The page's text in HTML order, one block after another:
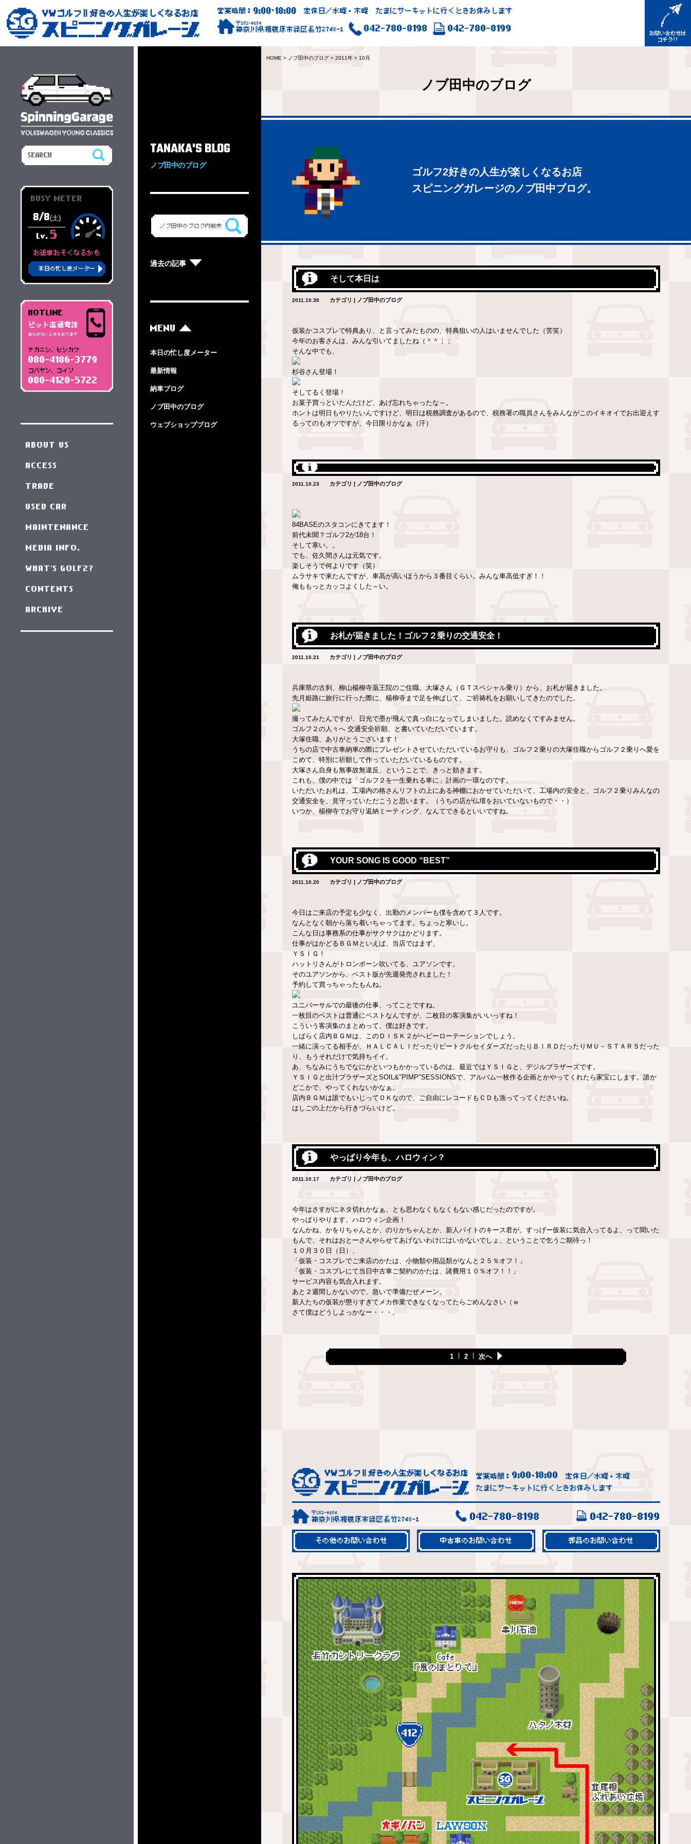
営業時間：9:00~18:00 定休日／水曜・木曜 たまにサーキットに行くときお休みします
〒252-0154
神奈川県相模原市緑区長竹2748-1 042-780-8198 042-780-8199
TANAKA'S BLOG
ノブ田中のブログ
過去の記事
MENU
本日の忙し度メーター
最新情報
納車ブログ
ノブ田中のブログ
ウェブショップブログ
HOME > ノブ田中のブログ > 2011年 > 10月
ノブ田中のブログ
ゴルフ2好きの人生が楽しくなるお店
スピニングガレージのノブ田中ブログ。
そして本日は
2011.10.30 カテゴリ | ノブ田中のブログ
仮装かコスプレで特典あり、と言ってみたものの、特典狙いの人はいませんでした（苦笑）
今年のお客さんは、みんな引いてましたね（＾＾；；
そんな中でも、
杉谷さん登場！
そしてるく登場！
お菓子買っといたんだけど、あげ忘れちゃったな～。
ホントは明日もやりたいんですけど、明日は税務調査があるので、税務署の職員さんをみんながこのイキオイでお出迎えす
るってのもオツですが、今日限りかなぁ（汗）
2011.10.23 カテゴリ | ノブ田中のブログ
84BASEのスタコンにきてます！
前代未聞？ゴルフ2が18台！
そして寒い。。
でも、佐久間さんは元気です。
楽しそうで何よりです（笑）
ムラサキで来たんですが、車高が高いほうから３番目くらい。みんな車高低すぎ！！
俺ももっとカッコよくした～い。
お札が届きました！ゴルフ２乗りの交通安全！
2011.10.21 カテゴリ | ノブ田中のブログ
兵庫県の古刹、柳山楊柳寺薬王院のご住職、大塚さん（ＧＴスペシャル乗り）から、お札が届きました。
先月姫路に旅行に行った際に、楊柳寺まで足を伸ばして、ご祈祷札をお願いしてきたのでした。
撮ってみたんですが、日光で墨が飛んで真っ白になってしまいました。読めなくてすみません。
ゴルフ２の人々へ 交通安全祈願、と書いていただいています。
大塚住職、ありがとうございます！
うちの店で中古車納車の際にプレゼントさせていただいているお守りも、ゴルフ２乗りの大塚住職からゴルフ２乗りへ愛を
こめて、特別に祈願して作っていただいているものです。
大塚さん自身も無事故無違反、ということで、きっと効きます。
これも、僕の中では「ゴルフ２を一生乗れる車に」計画の一環なのです。
いただいたお札は、工場内の格さんリフトの上にある神棚におかせていただいて、工場内の安全と、ゴルフ２乗りみんなの
交通安全を、見守っていただこうと思います。（うちの店が仏壇をおいていないもので・・）
いつか、楊柳寺でお守り返納ミーティング、なんてできるといいですね。
YOUR SONG IS GOOD “BEST”
2011.10.20 カテゴリ | ノブ田中のブログ
今日はご来店の予定も少なく、出勤のメンバーも僕を含めて３人です。
なんとなく朝から落ち着いちゃってます。ちょっと寒いし。
こんな日は事務系の仕事がサクサクはかどります。
仕事がはかどるＢＧＭといえば、当店ではまず、
ＹＳＩＧ！
ハットリさんがトロンボーン吹いてる、ユアソンです。
そのユアソンから、ベスト版が先週発売されました！
予約して買っちゃったもんね。
ユニバーサルでの最後の仕事、ってことですね。
一枚目のベストは普通にベストなんですが、二枚目の客演集がいいっすね！
こういう客演集のまとめって、僕は好きです。
しばらく店内ＢＧＭは、このＤＩＳＫ２がヘビーローテーションでしょう。
一緒に演ってる相手が、ＨＡＬＣＡＬＩだったりビートクルセイダーズだったりＢＩＲＤだったりＭＵ－ＳＴＡＲＳだった
り、もうそれだけで気持ちイイ。
あ、ちなみにうちでなにかといつもかかっているのは、最近ではＹＳＩＧと、デジルブラザーズです。
ＹＳＩＧと出汁ブラザーズとSOIL&"PIMP"SESSIONSで、アルバム一枚作る企画とかやってくれたら家宝にします。誰か
どこかで、やってくれないかなぁ。
店内ＢＧＭは誰でもいじってＯＫなので、ご自由にレコードもＣＤも漁ってってくださいね。
はしごの上だから行きづらいけど。
やっぱり今年も、ハロウィン？
2011.10.17 カテゴリ | ノブ田中のブログ
今年はさすがにネタ切れかなぁ、とも思わなくもなくもない感じだったのですが。
やっぱりやります、ハロウィン企画！
なんかね、かをりちゃんとか、のりかちゃんとか、新人バイトのキース君が、すっげー仮装に気合入ってるよ、って聞いた
もんで、それはおとーさんやらせてあげないわけにはいかないでしょ、ということで乞うご期待っ！
１０月３０日（日）、
「仮装・コスプレでご来店のかたは、小物類や用品類がなんと２５％オフ！」
「仮装・コスプレにて当日中古車ご契約のかたは、諸費用１０％オフ！！」
サービス内容も気合入れます。
あと２週間しかないので、急いで準備だぜメーン。
新人たちの仮装が懲りすぎてメカ作業できなくなってたらごめんなさい（ｗ
さて僕はどうしよっかなー・・・。
1 2 次へ
営業時間： 9:00~18:00
定休日／水曜・木曜
たまにサーキットに行くときお休みします
〒252-0154
神奈川県相模原市緑区長竹2748-1 042-780-8198 042-780-8199
その他のお問い合わせ 中古車のお問い合わせ 部品のお問い合わせ
BUSY METER
8/8(土)
Lv. 5
お返事おそくなるかも
本日の忙し度メーター
HOTLINE
ピット直通電話
出られないときもあります
ナカニシ、ヒシカワ
080-4186-3779
コバヤシ、コイソ
080-4120-5722
ABOUT US
ACCESS
TRADE
USED CAR
MAINTENANCE
MEDIA INFO.
WHAT'S GOLF2?
CONTENTS
ARCHIVE